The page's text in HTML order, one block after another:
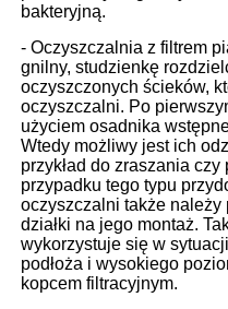
bakteryjną.
- Oczyszczalnia z filtrem
gnilny, studzienkę
oczyszczonych ścieków,
oczyszczalni. Po
użyciem osadnika
Wtedy możliwy jest ich
przykład do zraszania
przypadku tego typu
oczyszczalni także należy
działki na jego montaż.
wykorzystuje się w
podłoża i wysokiego
kopcem filtracyjnym.